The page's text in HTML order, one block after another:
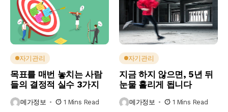
자기관리
목표를 매번 놓치는 사람
들의 결정적 실수 3가지
메가정보 1 Mins Read
자기관리
지금 하지 않으면, 5년 뒤
눈물 흘리게 됩니다
메가정보 1 Mins Read